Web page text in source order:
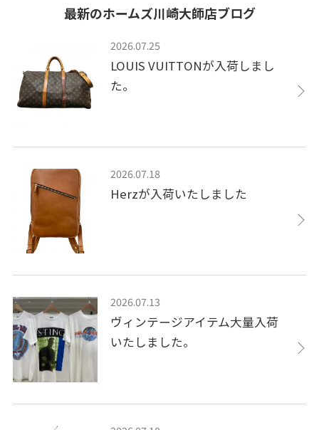
最新のホームズ川崎大師店ブログ
2026.07.25
LOUIS VUITTONが入荷しまし
た。
2026.07.18
Herzが入荷いたしました
2026.07.13
ヴィンテージアイテム大量入荷
いたしました。